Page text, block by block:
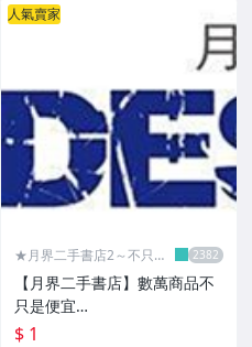
人氣賣家
★月界二手書店2～不只是
【月界二手書店】數萬商品不
只是便宜…
$ 1